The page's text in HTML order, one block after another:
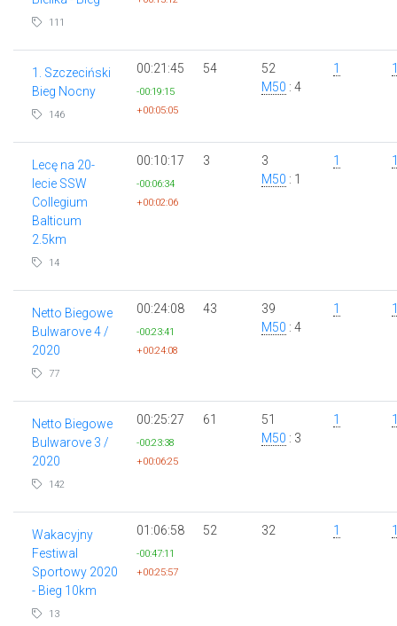
111
1. Szczeciński
Bieg Nocny
146
00:21:45
-00:19:15
+00:05:05
54
52
M50 : 4
1
Lecę na 20-
lecie SSW
Collegium
Balticum
2.5km
14
00:10:17
-00:06:34
+00:02:06
3
3
M50 : 1
1
Netto Biegowe
Bulwarove 4 /
2020
77
00:24:08
-00:23:41
+00:24:08
43
39
M50 : 4
1
Netto Biegowe
Bulwarove 3 /
2020
142
00:25:27
-00:23:38
+00:06:25
61
51
M50 : 3
1
Wakacyjny
Festiwal
Sportowy 2020
- Bieg 10km
13
01:06:58
-00:47:11
+00:25:57
52 32 1